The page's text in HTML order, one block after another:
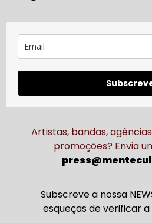
Artistas, bandas,
promoções? Envia
Subscreve a nossa
esqueças de verificar